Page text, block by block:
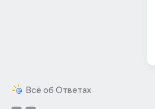
Всё об Ответах